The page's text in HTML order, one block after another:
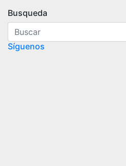
Busqueda
Síguenos